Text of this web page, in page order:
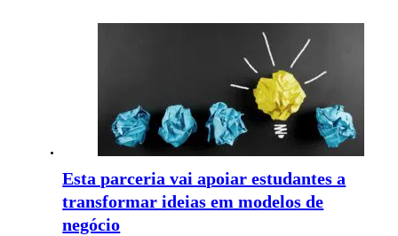
Esta parceria vai apoiar estudantes a
transformar ideias em modelos de
negócio